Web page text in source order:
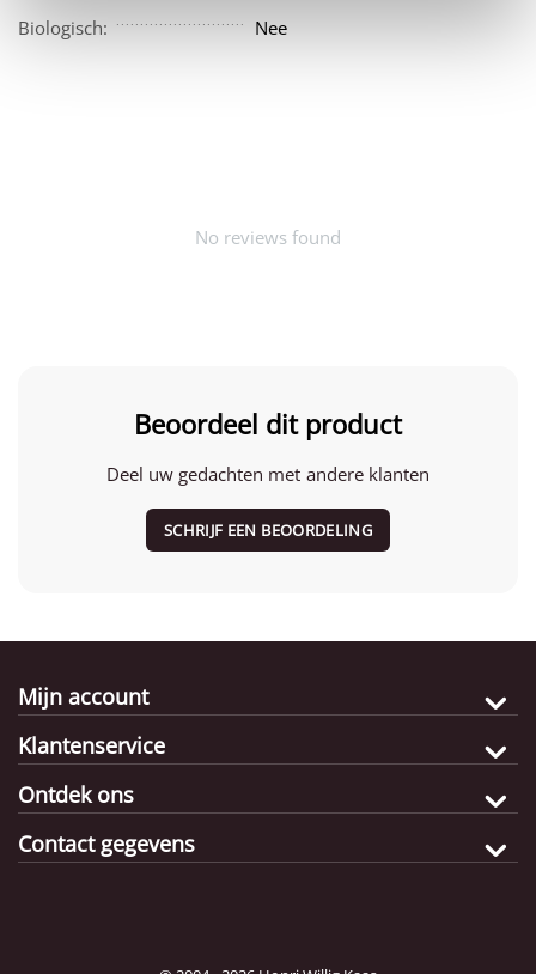
Biologisch: Nee
No reviews found
Beoordeel dit product
Deel uw gedachten met andere klanten
SCHRIJF EEN BEOORDELING
Mijn account
Klantenservice
Ontdek ons
Contact gegevens